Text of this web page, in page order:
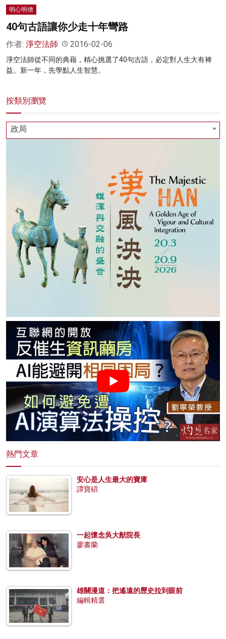
明心明僧
40句古語讓你少走十年彎路
作者: 淨空法師 2016-02-06
淨空法師從不同的典藉，精心挑選了40句古語，必定對人生大有裨
益。新一年，先學點人生智慧。
按類別瀏覽
政局
熱門文章
安心是人生最大的寶庫
譚寶碩
一起懷念吳大猷院長
廖書蘭
雄關漫道：把遙遠的歷史拉到眼前
編輯精選